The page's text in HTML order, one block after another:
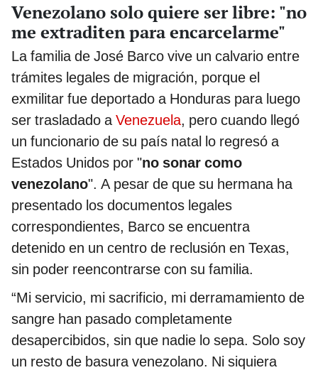
Venezolano solo quiere ser libre: "no
me extraditen para encarcelarme"
La familia de José Barco vive un calvario entre
trámites legales de migración, porque el
exmilitar fue deportado a Honduras para luego
ser trasladado aVenezuela, pero cuando llegó
un funcionario de su país natal lo regresó a
Estados Unidos por "no sonar como
venezolano". A pesar de que su hermana ha
presentado los documentos legales
correspondientes, Barco se encuentra
detenido en un centro de reclusión en Texas,
sin poder reencontrarse con su familia.
“Mi servicio, mi sacrificio, mi derramamiento de
sangre han pasado completamente
desapercibidos, sin que nadie lo sepa. Solo soy
un resto de basura venezolano. Ni siquiera